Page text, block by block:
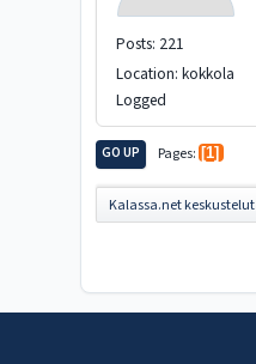
Posts: 221
Location: kokkola
Logged
GO UP Pages 1
Kalassa.net keskustelut